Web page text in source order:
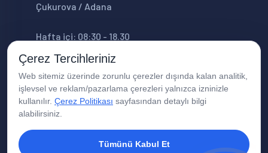
Çukurova / Adana
Hafta içi: 08:30 - 18.30
Cumartesi: 08:30 - 16:00
Çerez Tercihleriniz
Web sitemiz üzerinde zorunlu çerezler dışında kalan analitik,
işlevsel ve reklam/pazarlama çerezleri yalnızca izninizle
kullanılır. Çerez Politikası sayfasından detaylı bilgi
alabilirsiniz.
Tümünü Kabul Et